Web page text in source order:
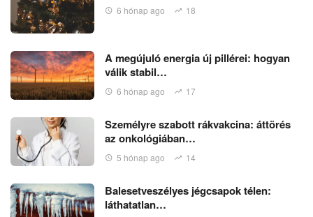
6 hónap ago 18
A megújuló energia új pillérei: hogyan
válik stabil…
6 hónap ago 17
Személyre szabott rákvakcina: áttörés
az onkológiában…
5 hónap ago 14
Balesetveszélyes jégcsapok télen:
láthatatlan…